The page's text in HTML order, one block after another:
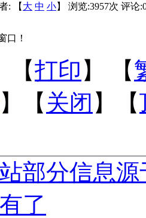
: 【 大 中 小】 浏览:3957次 评论:
口！
【打印 】 【
】【 关闭 】【
部分信息
了